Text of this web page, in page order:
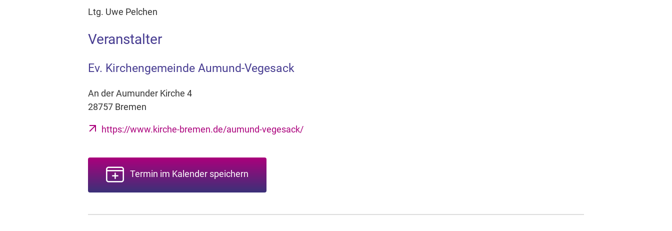
Ltg. Uwe Pelchen
Veranstalter
Ev. Kirchengemeinde Aumund-Vegesack
An der Aumunder Kirche 4
28757 Bremen
https://www.kirche-bremen.de/aumund-vegesack/
Termin im Kalender speichern